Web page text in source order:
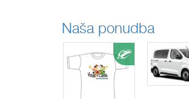
Naša ponudba
Ponudba